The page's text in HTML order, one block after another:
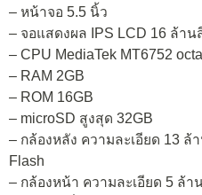
– หน้าจอ 5.5 นิ้ว
– จอแสดงผล IPS LCD 16 ล้าน
– CPU MediaTek MT6752
– RAM 2GB
– ROM 16GB
– microSD สูงสุด 32GB
– กล้องหลัง ความละเอียด 13 ล้
Flash
– กล้องหน้า ความละเอียด 5 ล้า